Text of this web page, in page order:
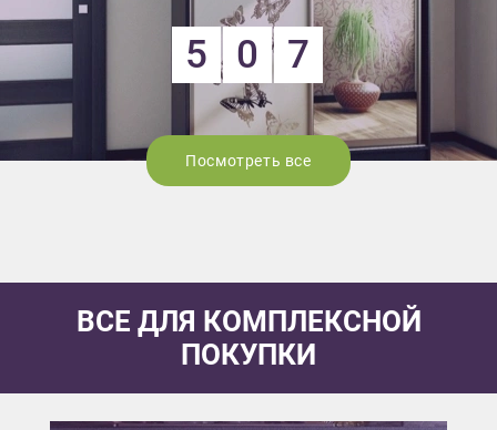
5 0 7
Посмотреть все
ВСЕ ДЛЯ КОМПЛЕКСНОЙ
ПОКУПКИ